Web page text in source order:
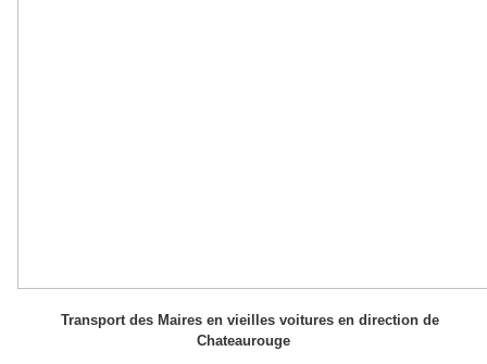
Transport des Maires en vieilles voitures en direction de
Chateaurouge